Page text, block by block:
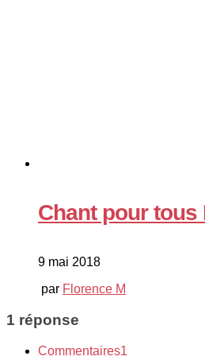
Chant pour tous
9 mai 2018
par Florence M
1 réponse
Commentaires1